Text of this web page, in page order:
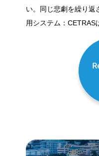
い。同じ悲劇を繰り返
用システム：CETRAS